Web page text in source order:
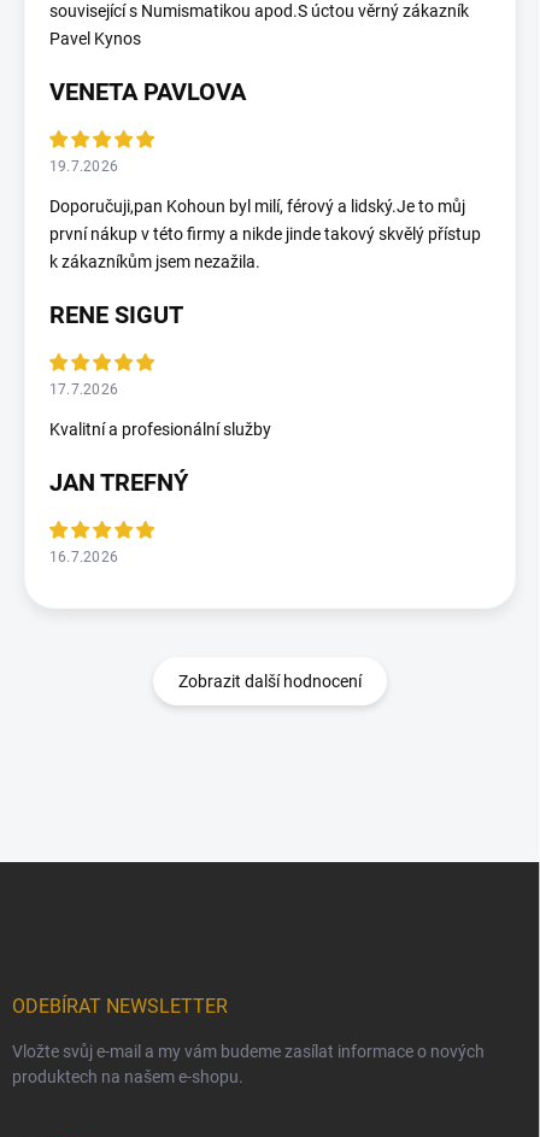
související s Numismatikou apod.S úctou věrný zákazník
Pavel Kynos
VENETA PAVLOVA
19.7.2026
Doporučuji,pan Kohoun byl milí, férový a lidský.Je to můj
první nákup v této firmy a nikde jinde takový skvělý přístup
k zákazníkům jsem nezažila.
RENE SIGUT
17.7.2026
Kvalitní a profesionální služby
JAN TREFNÝ
16.7.2026
Zobrazit další hodnocení
ODEBÍRAT NEWSLETTER
Vložte svůj e-mail a my vám budeme zasílat informace o nových
produktech na našem e-shopu.